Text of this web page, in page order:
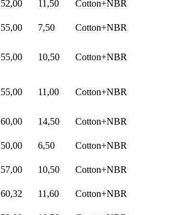
52,00 11,50
Cotton+NBR
55,00 7,50
Cotton+NBR
55,00 10,50 Cotton+NBR
55,00 11,00 Cotton+NBR
60,00 14,50
Cotton+NBR
50,00 6,50
Cotton+NBR
57,00 10,50
Cotton+NBR
60,32 11,60
Cotton+NBR